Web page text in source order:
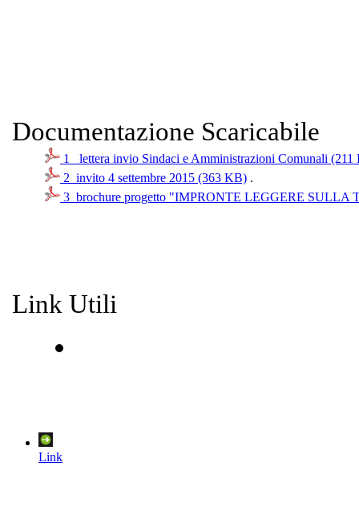
Documentazione Scaricabile
1_ lettera invio Sindaci e Amministrazioni Comunali (211
2_invito 4 settembre 2015 (363 KB) .
3_brochure progetto "IMPRONTE LEGGERE SULLA
Link Utili
Link